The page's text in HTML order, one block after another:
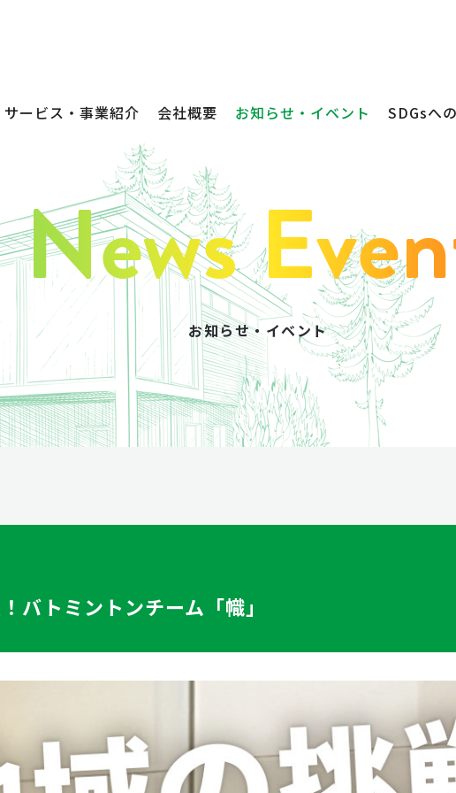
サービス・事業紹介
不動産売買
会社概要 お知らせ・イベント SDGsへ
お知らせ・イベント
バトミントンチーム「幟」